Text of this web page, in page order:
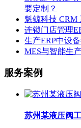
要定制？
魁鲸科技 CRM
连锁门店管理
生产ERP中设
MES与智能生
服务案例
苏州某液压阀